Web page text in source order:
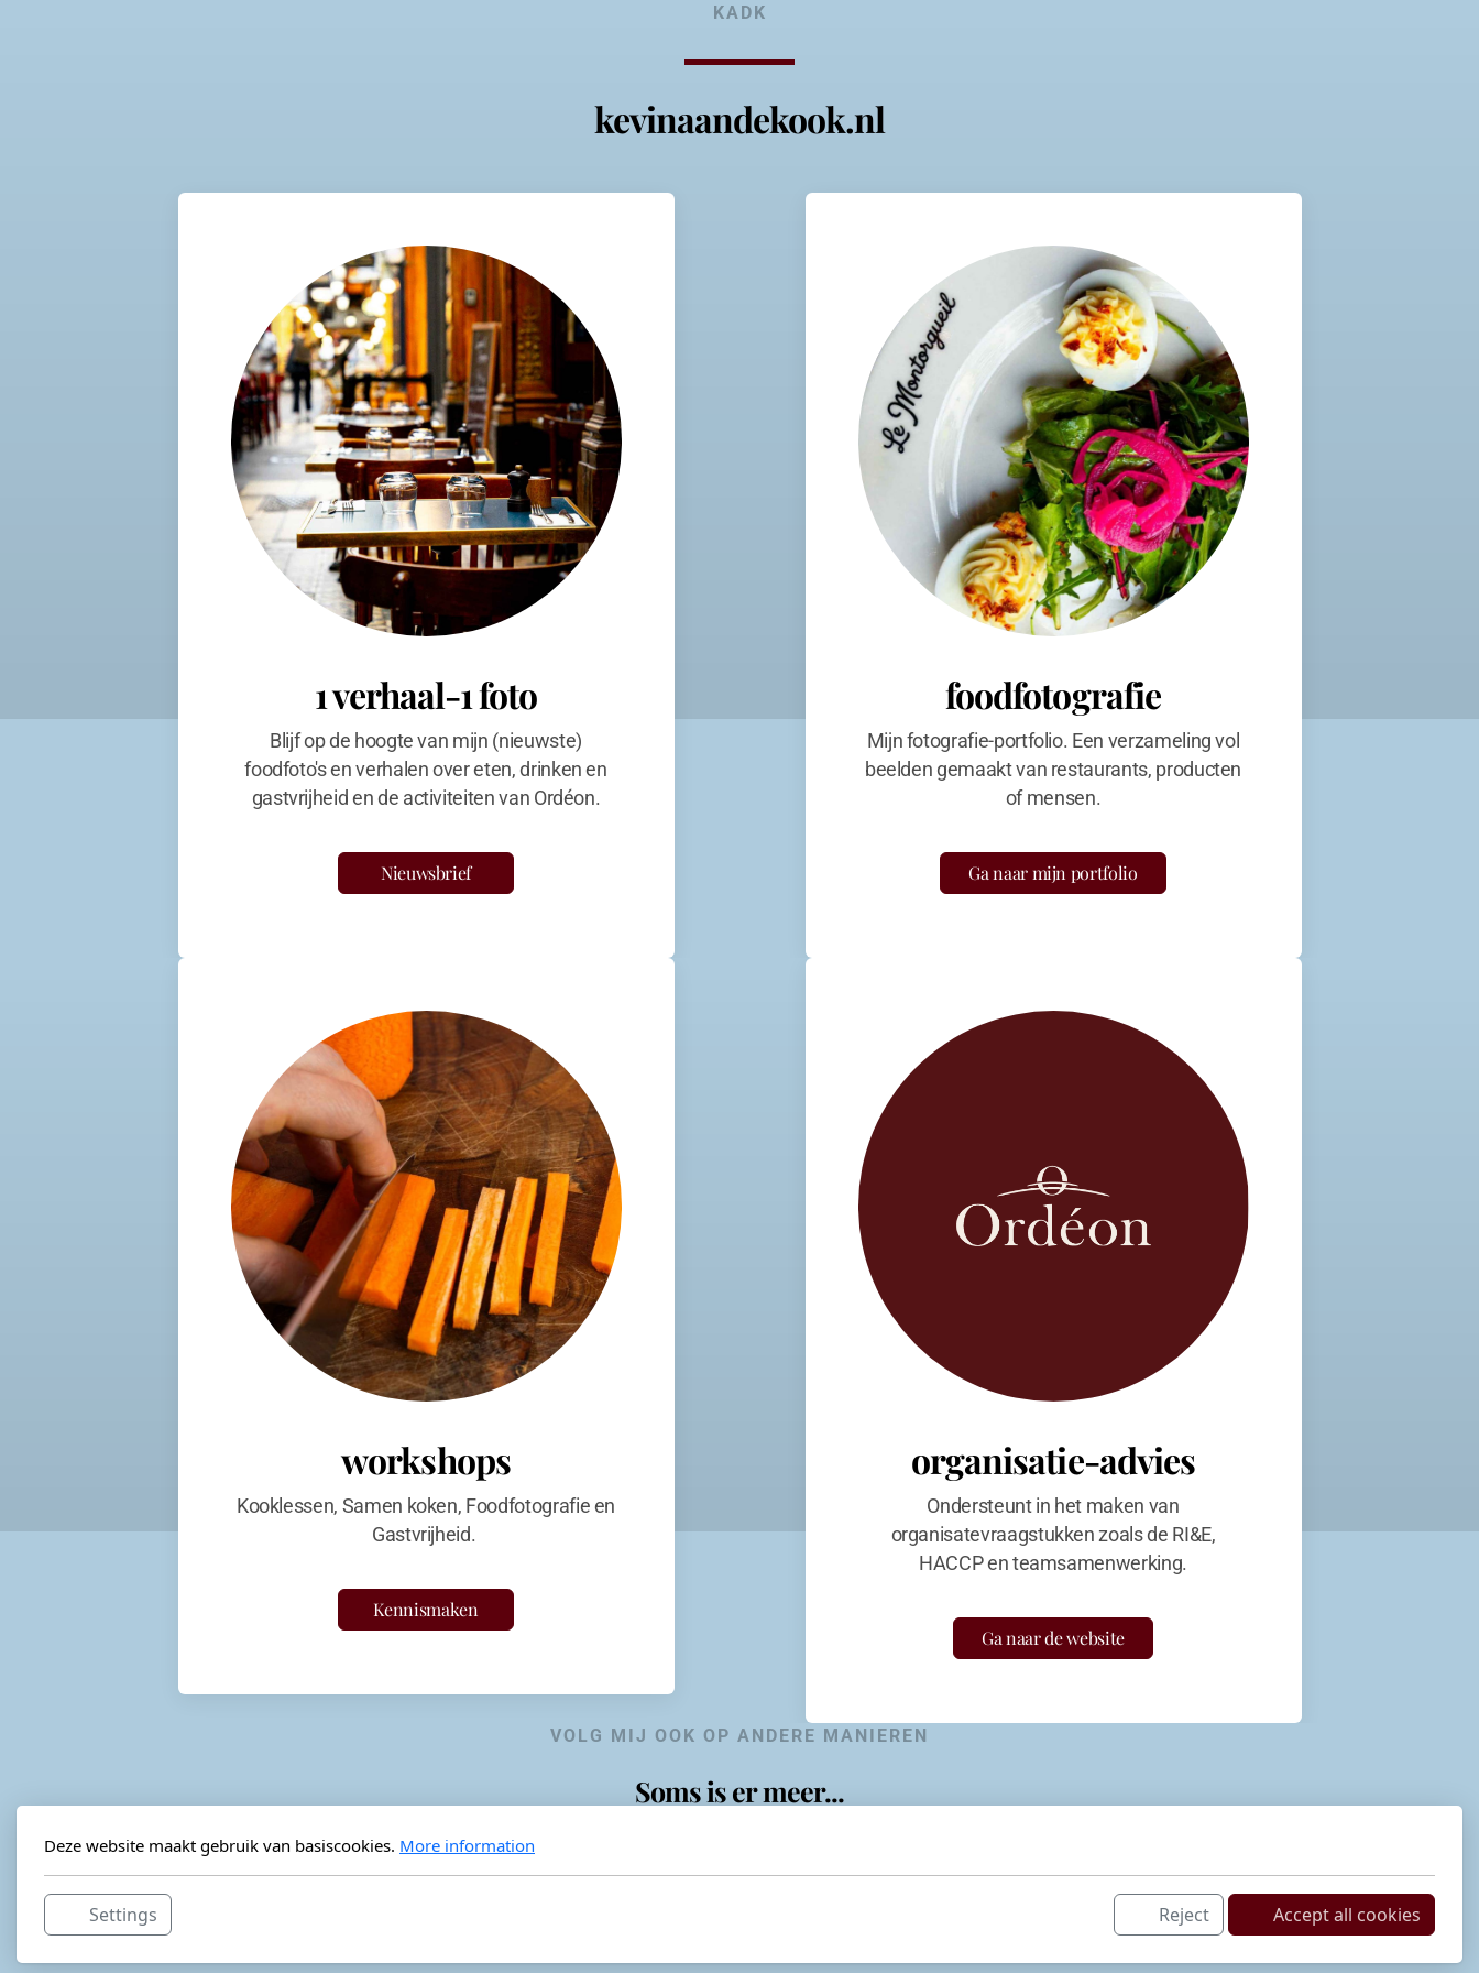
KADK
kevinaandekook.nl
1 verhaal-1 foto
Blijf op de hoogte van mijn (nieuwste)
foodfoto's en verhalen over eten, drinken en
gastvrijheid en de activiteiten van Ordéon.
Nieuwsbrief
foodfotografie
Mijn fotografie-portfolio. Een verzameling vol
beelden gemaakt van restaurants, producten
of mensen.
Ga naar mijn portfolio
workshops
Kooklessen, Samen koken, Foodfotografie en
Gastvrijheid.
Kennismaken
organisatie-advies
Ondersteunt in het maken van
organisatevraagstukken zoals de RI&E,
HACCP en teamsamenwerking.
Ga naar de website
VOLG MIJ OOK OP ANDERE MANIEREN
Soms is er meer...
Deze website maakt gebruik van basiscookies. More information
Settings Reject Accept all cookies